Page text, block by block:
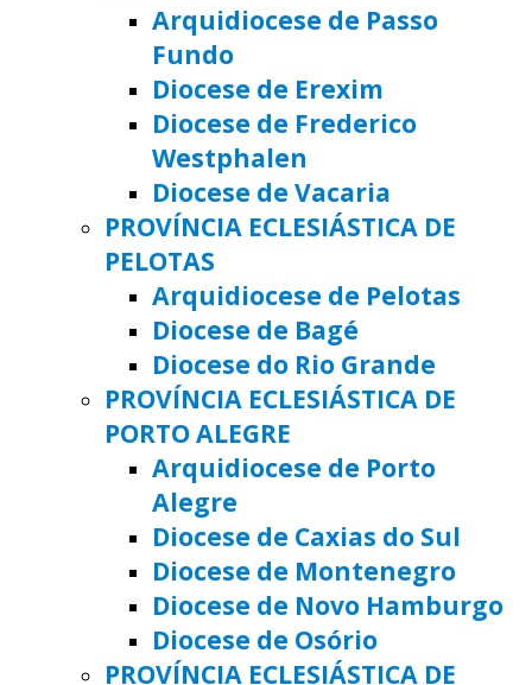
Arquidiocese de Passo
Fundo
Diocese de Erexim
Diocese de Frederico
Westphalen
Diocese de Vacaria
PROVÍNCIA ECLESIÁSTICA DE
PELOTAS
Arquidiocese de Pelotas
Diocese de Bagé
Diocese do Rio Grande
PROVÍNCIA ECLESIÁSTICA DE
PORTO ALEGRE
Arquidiocese de Porto
Alegre
Diocese de Caxias do Sul
Diocese de Montenegro
Diocese de Novo Hamburgo
Diocese de Osório
PROVÍNCIA ECLESIÁSTICA DE